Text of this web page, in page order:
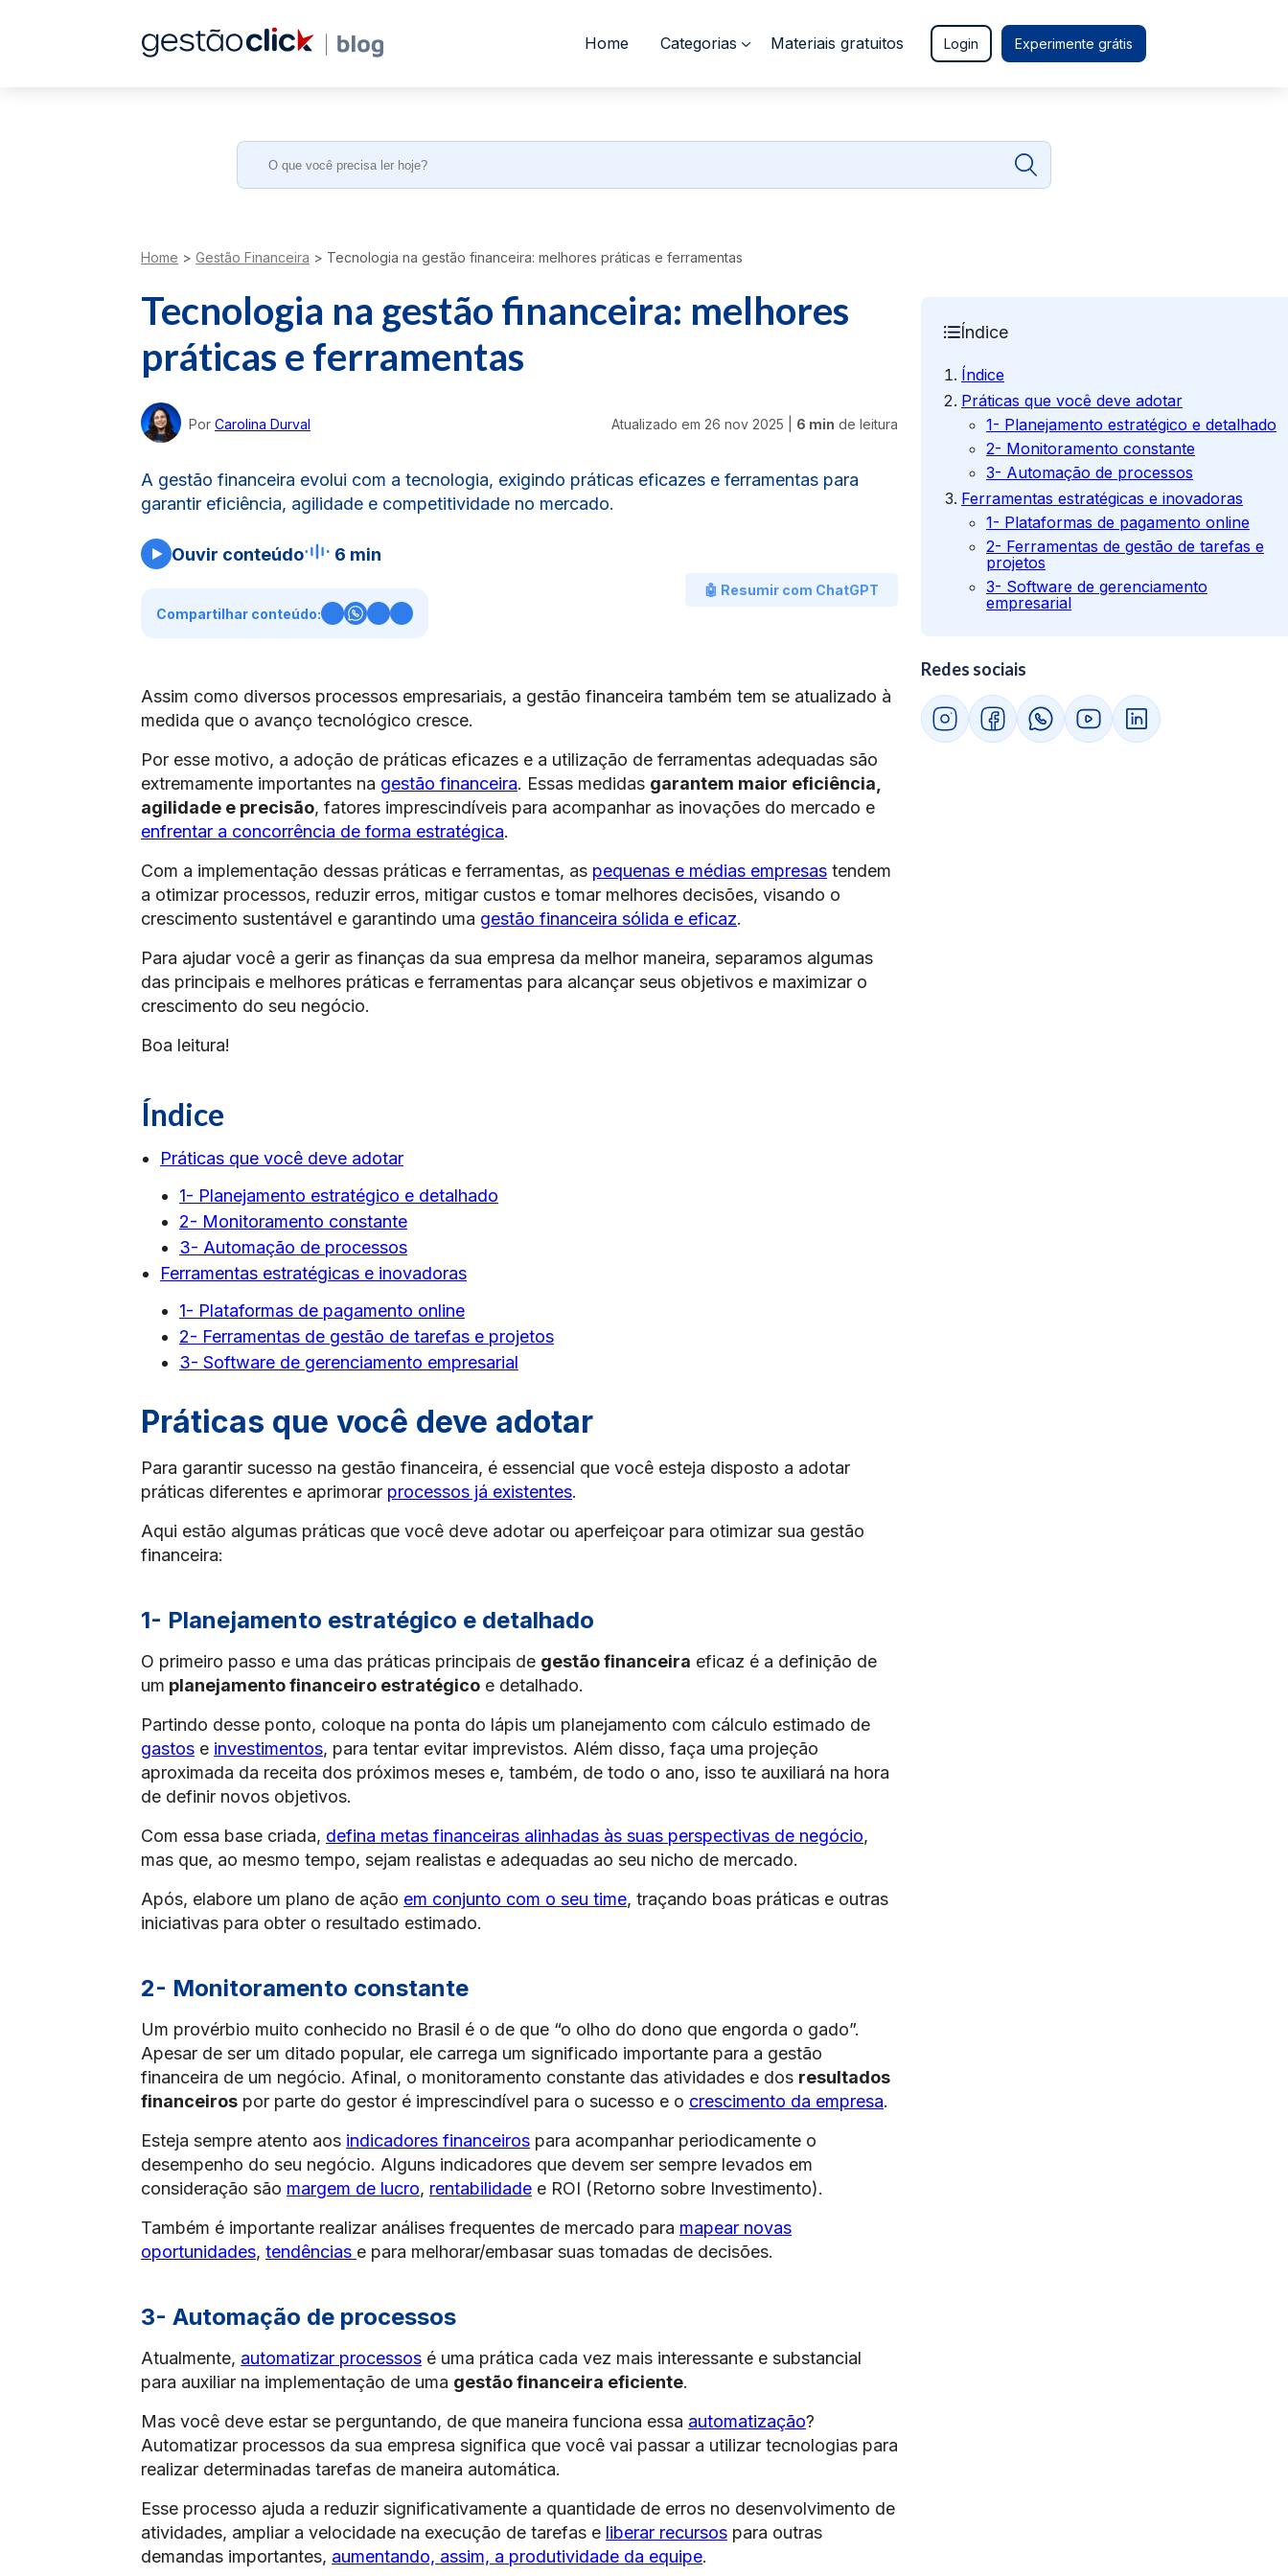
Home Categorias Materiais gratuitos Login Experimente grátis
Search
Home > Gestão Financeira > Tecnologia na gestão financeira: melhores práticas e ferramentas
Tecnologia na gestão financeira: melhores
práticas e ferramentas
Por Carolina Durval Atualizado em 26 nov 2025 6 min de leitura
A gestão financeira evolui com a tecnologia, exigindo práticas eficazes e ferramentas para
garantir eficiência, agilidade e competitividade no mercado.
Ouvir conteúdo 6 min
🤖 Resumir com ChatGPT
Compartilhar conteúdo:
Assim como diversos processos empresariais, a gestão financeira também tem se atualizado à
medida que o avanço tecnológico cresce.
Por esse motivo, a adoção de práticas eficazes e a utilização de ferramentas adequadas são
extremamente importantes na gestão financeira. Essas medidas garantem maior eficiência,
agilidade e precisão, fatores imprescindíveis para acompanhar as inovações do mercado e
enfrentar a concorrência de forma estratégica.
Com a implementação dessas práticas e ferramentas, as pequenas e médias empresas tendem
a otimizar processos, reduzir erros, mitigar custos e tomar melhores decisões, visando o
crescimento sustentável e garantindo uma gestão financeira sólida e eficaz.
Para ajudar você a gerir as finanças da sua empresa da melhor maneira, separamos algumas
das principais e melhores práticas e ferramentas para alcançar seus objetivos e maximizar o
crescimento do seu negócio.
Boa leitura!
Índice
Práticas que você deve adotar
1- Planejamento estratégico e detalhado
2- Monitoramento constante
3- Automação de processos
Ferramentas estratégicas e inovadoras
1- Plataformas de pagamento online
2- Ferramentas de gestão de tarefas e projetos
3- Software de gerenciamento empresarial
Práticas que você deve adotar
Para garantir sucesso na gestão financeira, é essencial que você esteja disposto a adotar
práticas diferentes e aprimorar processos já existentes.
Aqui estão algumas práticas que você deve adotar ou aperfeiçoar para otimizar sua gestão
financeira:
1- Planejamento estratégico e detalhado
O primeiro passo e uma das práticas principais de gestão financeira eficaz é a definição de
um planejamento financeiro estratégico e detalhado.
Partindo desse ponto, coloque na ponta do lápis um planejamento com cálculo estimado de
gastos e investimentos, para tentar evitar imprevistos. Além disso, faça uma projeção
aproximada da receita dos próximos meses e, também, de todo o ano, isso te auxiliará na hora
de definir novos objetivos.
Com essa base criada, defina metas financeiras alinhadas às suas perspectivas de negócio,
mas que, ao mesmo tempo, sejam realistas e adequadas ao seu nicho de mercado.
Após, elabore um plano de ação em conjunto com o seu time, traçando boas práticas e outras
iniciativas para obter o resultado estimado.
2- Monitoramento constante
Um provérbio muito conhecido no Brasil é o de que “o olho do dono que engorda o gado”.
Apesar de ser um ditado popular, ele carrega um significado importante para a gestão
financeira de um negócio. Afinal, o monitoramento constante das atividades e dos resultados
financeiros por parte do gestor é imprescindível para o sucesso e o crescimento da empresa.
Esteja sempre atento aos indicadores financeiros para acompanhar periodicamente o
desempenho do seu negócio. Alguns indicadores que devem ser sempre levados em
consideração são margem de lucro, rentabilidade e ROI (Retorno sobre Investimento).
Também é importante realizar análises frequentes de mercado para mapear novas
oportunidades, tendências e para melhorar/embasar suas tomadas de decisões.
3- Automação de processos
Atualmente, automatizar processos é uma prática cada vez mais interessante e substancial
para auxiliar na implementação de uma gestão financeira eficiente.
Mas você deve estar se perguntando, de que maneira funciona essa automatização?
Automatizar processos da sua empresa significa que você vai passar a utilizar tecnologias para
realizar determinadas tarefas de maneira automática.
Esse processo ajuda a reduzir significativamente a quantidade de erros no desenvolvimento de
atividades, ampliar a velocidade na execução de tarefas e liberar recursos para outras
demandas importantes, aumentando, assim, a produtividade da equipe.
Índice
Índice
Práticas que você deve adotar
1- Planejamento estratégico e detalhado
2- Monitoramento constante
3- Automação de processos
Ferramentas estratégicas e inovadoras
1- Plataformas de pagamento online
2- Ferramentas de gestão de tarefas e
projetos
3- Software de gerenciamento
empresarial
Redes sociais